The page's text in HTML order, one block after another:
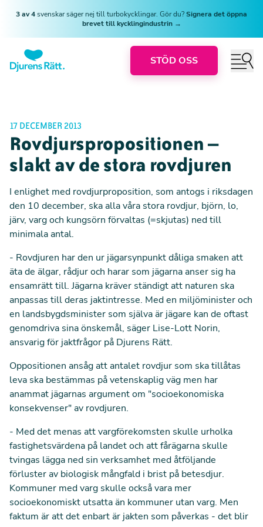
3 av 4svenskar säger nej till turbokycklingar. Gör du?Signera det öppna
brevet till kycklingindustrin →
STÖD OSS
17 DECEMBER 2013
Rovdjurspropositionen –
slakt av de stora rovdjuren
I enlighet med rovdjurproposition, som antogs i riksdagen
den 10 december, ska alla våra stora rovdjur, björn, lo,
järv, varg och kungsörn förvaltas (=skjutas) ned till
minimala antal.
- Rovdjuren har den ur jägarsynpunkt dåliga smaken att
äta de älgar, rådjur och harar som jägarna anser sig ha
ensamrätt till. Jägarna kräver ständigt att naturen ska
anpassas till deras jaktintresse. Med en miljöminister och
en landsbygdsminister som själva är jägare kan de oftast
genomdriva sina önskemål, säger Lise-Lott Norin,
ansvarig för jaktfrågor på Djurens Rätt.
Oppositionen ansåg att antalet rovdjur som ska tillåtas
leva ska bestämmas på vetenskaplig väg men har
anammat jägarnas argument om "socioekonomiska
konsekvenser" av rovdjuren.
- Med det menas att vargförekomsten skulle urholka
fastighetsvärdena på landet och att fårägarna skulle
tvingas lägga ned sin verksamhet med åtföljande
förluster av biologisk mångfald i brist på betesdjur.
Kommuner med varg skulle också vara mer
socioekonomiskt utsatta än kommuner utan varg. Men
faktum är att det enbart är jakten som påverkas - det blir